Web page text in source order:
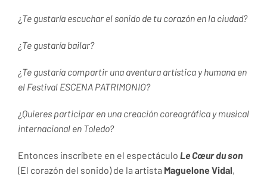
¿Te gustaría escuchar el sonido de tu corazón en la ciudad?
¿Te gustaría bailar?
¿Te gustaría compartir una aventura artística y humana en
el Festival ESCENA PATRIMONIO?
¿Quieres participar en una creación coreográfica y musical
internacional en Toledo?
Entonces inscríbete en el espectáculo Le Cœur du son
(El corazón del sonido) de la artista Maguelone Vidal,